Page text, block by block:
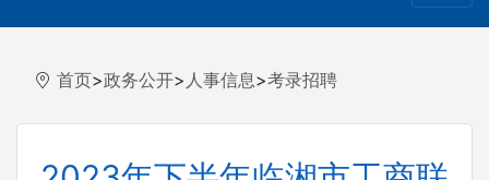
首页>政务公开> 人事信息>考录招聘